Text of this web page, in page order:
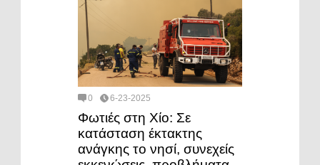
0 6-23-2025
Φωτιές στη Χίο: Σε
κατάσταση έκτακτης
ανάγκης το νησί, συνεχείς